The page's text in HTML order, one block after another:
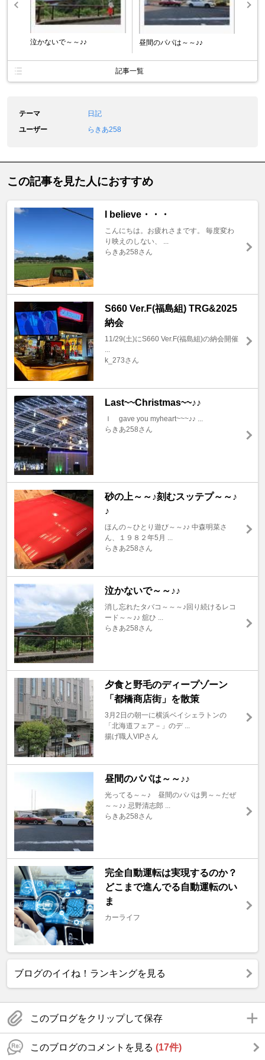
泣かないで～～♪♪ 昼間のパパは～～♪♪
記事一覧
テーマ
日記
ユーザー
らきあ258
この記事を見た人におすすめ
I believe・・・
こんにちは。お疲れさまです。 毎度変わ
り映えのしない、 ...
らきあ258さん
S660 Ver.F(福島組) TRG&2025
納会
11/29(土)にS660 Ver.F(福島組)の納会開催
k_273さん
Last~~Christmas~~♪♪
Ｉ gave you myheart~~~♪♪ ...
らきあ258さん
砂の上～～♪刻むスッテプ～～♪
♪
ほんの～ひとり遊び～～♪♪ 中森明菜さ
ん、１９８２年5月 ...
らきあ258さん
泣かないで～～♪♪
消し忘れたタバコ～～～♪回り続けるレコ
ード～～♪♪ 舘ひ ...
らきあ258さん
夕食と野毛のディープゾーン
「都橋商店街」を散策
3月2日の朝一に横浜ベイシェラトンの
「北海道フェア－」のデ ...
揚げ職人VIPさん
昼間のパパは～～♪♪
光ってる～～♪ 昼間のパパは男～～だぜ
～～♪♪ 忌野清志郎 ...
らきあ258さん
完全自動運転は実現するのか？
どこまで進んでる自動運転のい
ま
カーライフ
ブログのイイね！ランキングを見る
このブログをクリップして保存
このブログのコメントを見る (17件)